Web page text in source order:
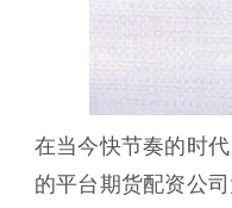
在当今快节奏的时
的平台期货配资公